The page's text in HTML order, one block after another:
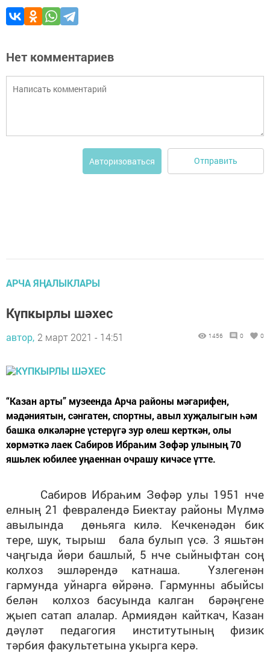
Нет комментариев
Авторизоваться Отправить
АРЧА ЯҢАЛЫКЛАРЫ
Күпкырлы шәхес
автор, 2 март 2021 - 14:51 1456 0 0
“Казан арты” музеенда Арча районы мәгарифен,
мәдәниятын, сәнгатен, спортны, авыл хуҗалыгын һәм
башка өлкәләрне үстерүгә зур өлеш керткән, олы
хөрмәткә лаек Сабиров Ибраһим Зөфәр улының 70
яшьлек юбилее уңаеннан очрашу кичәсе үтте.
Сабиров Ибраһим Зөфәр улы 1951 нче
елның 21 февралендә Биектау районы Мүлмә
авылында дөньяга килә. Кечкенәдән бик
тере, шук, тырыш бала булып үсә. 3 яшьтән
чаңгыда йөри башлый, 5 нче сыйныфтан соң
колхоз эшләрендә катнаша. Үзлегенән
гармунда уйнарга өйрәнә. Гармунны абыйсы
белән колхоз басуында калган бәрәңгене
җыеп сатап алалар. Армиядән кайткач, Казан
дәүләт педагогия институтының физик
тәрбия факультетына укырга керә.